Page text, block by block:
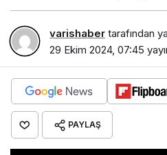
varishaber tarafından
29 Ekim 2024, 07:45
PAYLAŞ